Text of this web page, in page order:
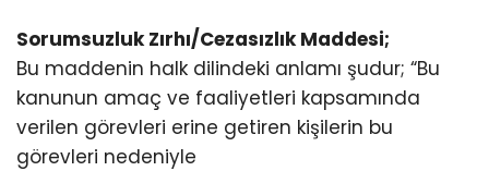
Sorumsuzluk Zırhı/Cezasızlık Maddesi;
Bu maddenin halk dilindeki anlamı şudur; “Bu
kanunun amaç ve faaliyetleri kapsamında
verilen görevleri erine getiren kişilerin bu
görevleri nedeniyle